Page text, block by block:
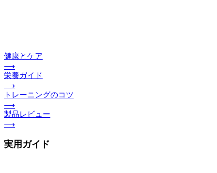
健康とケア
⟶
栄養ガイド
⟶
トレーニングのコツ
⟶
製品レビュー
⟶
実用ガイド